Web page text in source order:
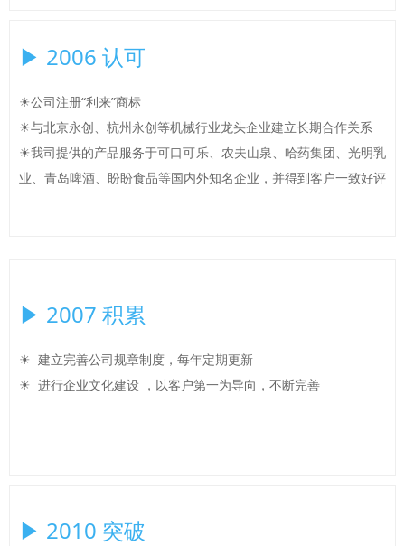
▶ 2006 认可
☀公司注册“利来”商标
☀与北京永创、杭州永创等机械行业龙头企业建立长期合作关系
☀我司提供的产品服务于可口可乐、农夫山泉、哈药集团、光明乳
业、青岛啤酒、盼盼食品等国内外知名企业，并得到客户一致好评
▶ 2007 积累
☀ 建立完善公司规章制度，每年定期更新
☀ 进行企业文化建设 ，以客户第一为导向，不断完善
▶ 2010 突破